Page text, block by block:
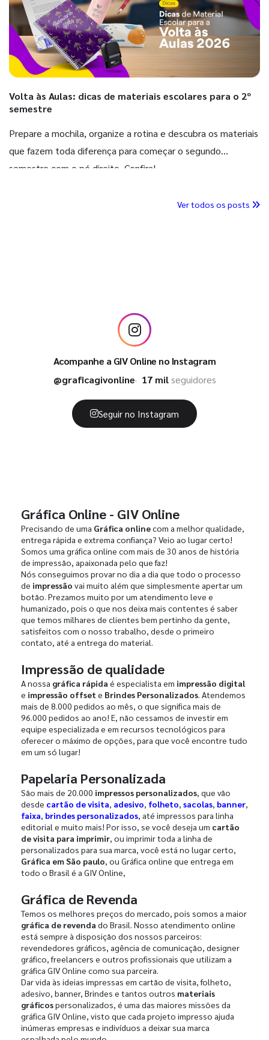
Volta às Aulas: dicas de materiais escolares para o 2º
semestre
Prepare a mochila, organize a rotina e descubra os materiais
que fazem toda diferença para começar o segundo
semestre com o pé direito. Confira!
Ver todos os posts
Acompanhe a GIV Online no Instagram
@graficagivonline
17 milseguidores
Seguir no Instagram
Gráfica Online - GIV Online
Precisando de uma Gráfica onlinecom a melhor qualidade,
entrega rápida e extrema confiança? Veio ao lugar certo!
Somos uma gráfica online com mais de 30 anos de história
de impressão, apaixonada pelo que faz!
Nós conseguimos provar no dia a dia que todo o processo
de impressão vai muito além que simplesmente apertar um
botão. Prezamos muito por um atendimento leve e
humanizado, pois o que nos deixa mais contentes é saber
que temos milhares de clientes bem pertinho da gente,
satisfeitos com o nosso trabalho, desde o primeiro
contato, até a entrega do material.
Impressão de qualidade
A nossa gráfica rápida é especialista em impressão digital
e impressão offset e Brindes Personalizados. Atendemos
mais de 8.000 pedidos ao mês, o que significa mais de
96.000 pedidos ao ano! E, não cessamos de investir em
equipe especializada e em recursos tecnológicos para
oferecer o máximo de opções, para que você encontre tudo
em um só lugar!
Papelaria Personalizada
São mais de 20.000 impressos personalizados, que vão
desde cartão de visita, adesivo, folheto, sacolas, banner,
faixa, brindes personalizados, até impressos para linha
editorial e muito mais! Por isso, se você deseja um cartão
de visita para imprimir, ou imprimir toda a linha de
personalizados para sua marca, você está no lugar certo,
Gráfica em São paulo, ou Gráfica online que entrega em
todo o Brasil é a GIV Online,
Gráfica de Revenda
Temos os melhores preços do mercado, pois somos a maior
gráfica de revenda do Brasil. Nosso atendimento online
está sempre à disposição dos nossos parceiros:
revendedores gráficos, agência de comunicação, designer
gráfico, freelancers e outros profissionais que utilizam a
gráfica GIV Online como sua parceira.
Dar vida às ideias impressas em cartão de visita, folheto,
adesivo, banner, Brindes e tantos outros materiais
gráficospersonalizados, é uma das maiores missões da
gráfica GIV Online, visto que cada projeto impresso ajuda
inúmeras empresas e indivíduos a deixar sua marca